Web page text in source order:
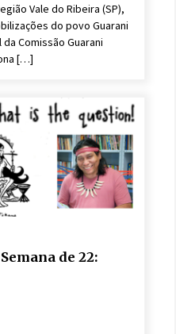
Vale do Ribeira (SP),
do povo Guarani
Comissão Guarani
[…]
de 22: